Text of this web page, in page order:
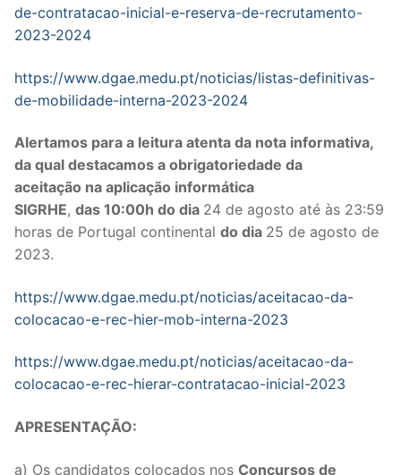
2º/3º CEB / SECUNDÁRIO
EDUCAÇÃO ESPECIAL
PARTICULAR / IPSS / MISERICÓRDIAS
ENSINO SUPERIOR
PROFESSORES CONTRATADOS
DOCENTES APOSENTADOS
Formação
Revista Intervir
de-contratacao-inicial-e-reserva-de-recrutamento-
2023-2024
https://www.dgae.medu.pt/noticias/listas-definitivas-
de-mobilidade-interna-2023-2024
Alertamos para a leitura atenta da nota informativa,
da qual destacamos a obrigatoriedade da
aceitação na aplicação informática
SIGRHE, das 10:00h do dia 24 de agosto até às 23:59
horas de Portugal continental do dia 25 de agosto de
2023.
https://www.dgae.medu.pt/noticias/aceitacao-da-
colocacao-e-rec-hier-mob-interna-2023
https://www.dgae.medu.pt/noticias/aceitacao-da-
colocacao-e-rec-hierar-contratacao-inicial-2023
APRESENTAÇÃO:
a) Os candidatos colocados nos Concursos de